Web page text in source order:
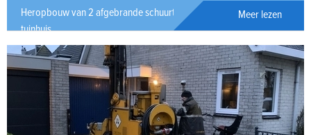
Heropbouw van 2 afgebrande schuurtjes incl. schutting en
tuinhuis.
Meer lezen